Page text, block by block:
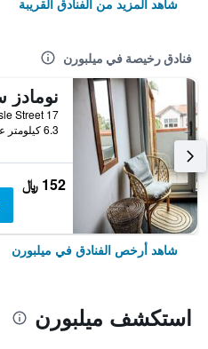
شاهد المزيد من الفنادق القريبة
فنادق رخيصة في ميلبورن
6.3 كيلومتر عن وسط المدينة
152 ﷼
شاهد أرخص الفنادق في ميلبورن
استكشف ميلبورن